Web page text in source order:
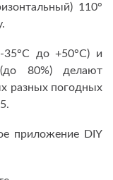
110°
35°С до +50°С) и
(до 80%) делают
разных погодных
приложение DIY